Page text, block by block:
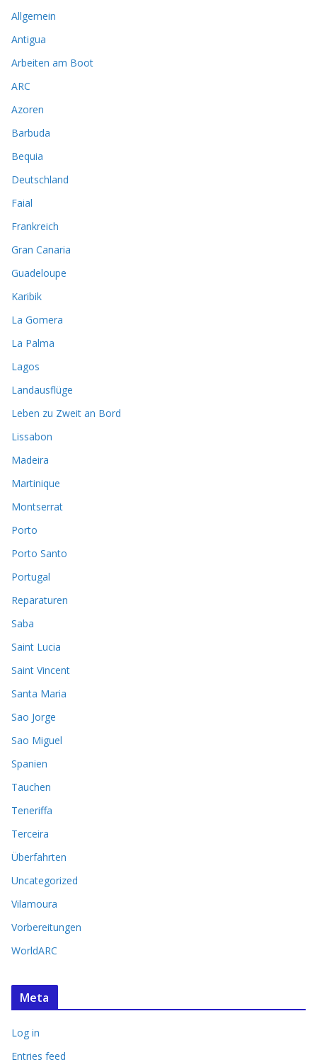
Allgemein
Antigua
Arbeiten am Boot
ARC
Azoren
Barbuda
Bequia
Deutschland
Faial
Frankreich
Gran Canaria
Guadeloupe
Karibik
La Gomera
La Palma
Lagos
Landausflüge
Leben zu Zweit an Bord
Lissabon
Madeira
Martinique
Montserrat
Porto
Porto Santo
Portugal
Reparaturen
Saba
Saint Lucia
Saint Vincent
Santa Maria
Sao Jorge
Sao Miguel
Spanien
Tauchen
Teneriffa
Terceira
Überfahrten
Uncategorized
Vilamoura
Vorbereitungen
WorldARC
Meta
Log in
Entries feed